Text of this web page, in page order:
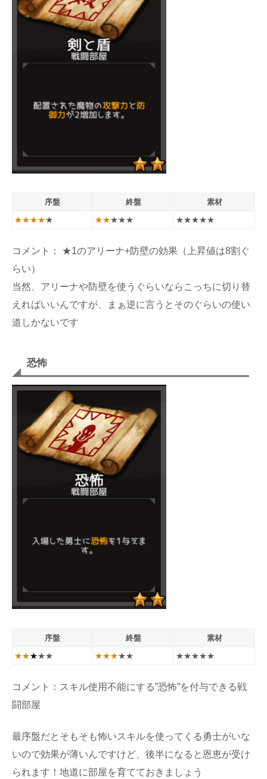
序盤 終盤
素材
★★★★★ ★★★★★ ★★★★★
コメント： ★1のアリーナ+防壁の効果（上昇値は8割ぐ
らい）
当然、アリーナや防壁を使うぐらいならこっちに切り替
えればいいんですが、まぁ逆に言うとそのぐらいの使い
道しかないです
恐怖
序盤 終盤
素材
★★★★★ ★★★★★ ★★★★★
コメント：スキル使用不能にする”恐怖”を付与できる戦
闘部屋
最序盤だとそもそも怖いスキルを使ってくる勇士がいな
いので効果が薄いんですけど、後半になると恩恵が受け
られます！地道に部屋を育てておきましょう